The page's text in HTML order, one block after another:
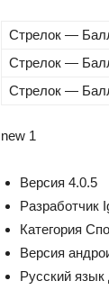
Стрелок —
Стрелок —
Стрелок —
new 1
Версия 4.0.5
Разработчик
Категория
Версия
Русский язык